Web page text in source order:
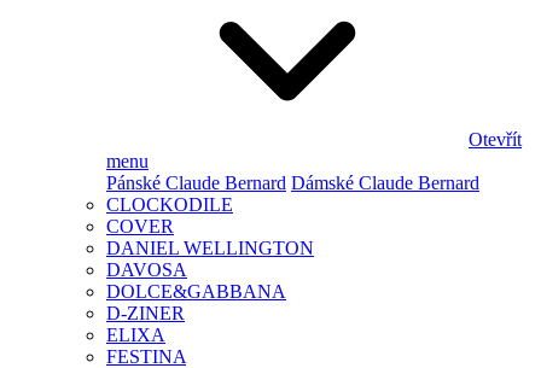
Otevřít
menu
Pánské Claude Bernard Dámské Claude Bernard
CLOCKODILE
COVER
DANIEL WELLINGTON
DAVOSA
DOLCE&GABBANA
D-ZINER
ELIXA
FESTINA